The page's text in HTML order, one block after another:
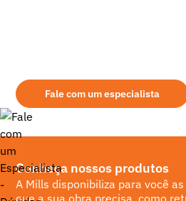
Fale com um especialista
Conheça nossos produtos
A Mills disponibiliza para você
que a sua obra precisa, como